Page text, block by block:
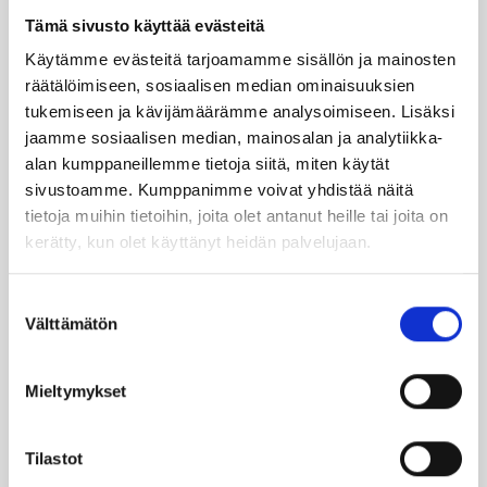
Tämä sivusto käyttää evästeitä
Käytämme evästeitä tarjoamamme sisällön ja mainosten
räätälöimiseen, sosiaalisen median ominaisuuksien
tukemiseen ja kävijämäärämme analysoimiseen. Lisäksi
jaamme sosiaalisen median, mainosalan ja analytiikka-
alan kumppaneillemme tietoja siitä, miten käytät
sivustoamme. Kumppanimme voivat yhdistää näitä
tietoja muihin tietoihin, joita olet antanut heille tai joita on
kerätty, kun olet käyttänyt heidän palvelujaan.
valinta
Välttämätön
Mieltymykset
Tilastot
Läm­möl­lä
TILAA UUTIS­KIR­JE
SUO­SIT­TE­LE KAVE­RIL­LE
Face­bookIns­ta­gram
Läm­möl­lä on ener­gia­te­hok­kuus­so­pi­mus
Höy­lä IV:n kulut­ta­ja­tie­do­tus­ka­na­va. Läm­
tai­sia asioi­ta öljy­läm­mi­tyk­ses­tä ja laa­jem­